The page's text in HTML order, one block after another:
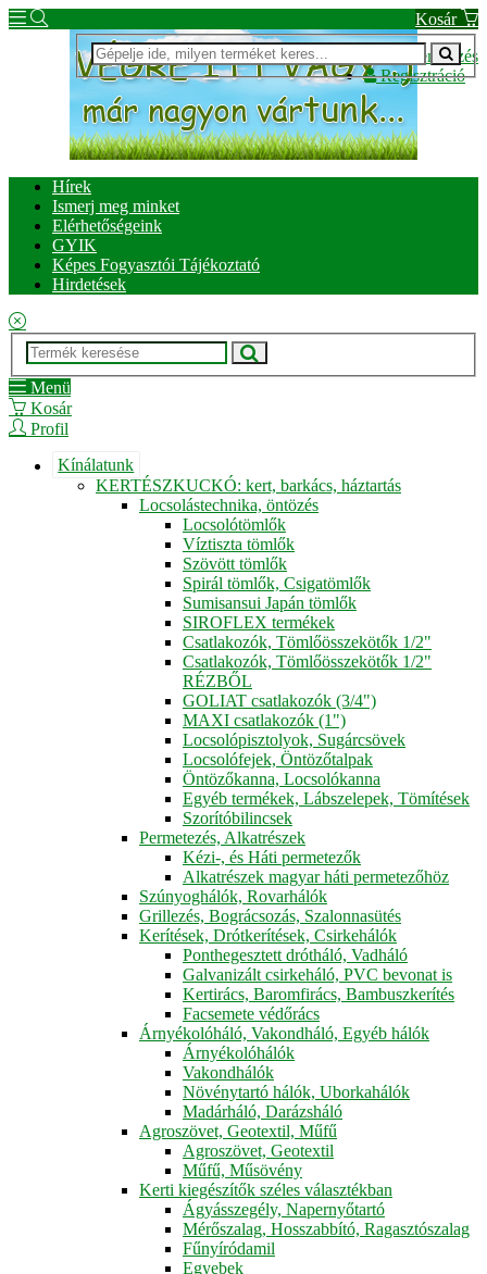
Kosár
Bejelentkezés
Regisztráció
Hírek
Ismerj meg minket
Elérhetőségeink
GYIK
Képes Fogyasztói Tájékoztató
Hirdetések
Menü
Kosár
Profil
Kínálatunk
KERTÉSZKUCKÓ: kert, barkács, háztartás
Locsolástechnika, öntözés
Locsolótömlők
Víztiszta tömlők
Szövött tömlők
Spirál tömlők, Csigatömlők
Sumisansui Japán tömlők
SIROFLEX termékek
Csatlakozók, Tömlőösszekötők 1/2"
Csatlakozók, Tömlőösszekötők 1/2"
RÉZBŐL
GOLIAT csatlakozók (3/4")
MAXI csatlakozók (1")
Locsolópisztolyok, Sugárcsövek
Locsolófejek, Öntözőtalpak
Öntözőkanna, Locsolókanna
Egyéb termékek, Lábszelepek, Tömítések
Szorítóbilincsek
Permetezés, Alkatrészek
Kézi-, és Háti permetezők
Alkatrészek magyar háti permetezőhöz
Szúnyoghálók, Rovarhálók
Grillezés, Bográcsozás, Szalonnasütés
Kerítések, Drótkerítések, Csirkehálók
Ponthegesztett drótháló, Vadháló
Galvanizált csirkeháló, PVC bevonat is
Kertirács, Baromfirács, Bambuszkerítés
Facsemete védőrács
Árnyékolóháló, Vakondháló, Egyéb hálók
Árnyékolóhálók
Vakondhálók
Növénytartó hálók, Uborkahálók
Madárháló, Darázsháló
Agroszövet, Geotextil, Műfű
Agroszövet, Geotextil
Műfű, Műsövény
Kerti kiegészítők széles választékban
Ágyásszegély, Napernyőtartó
Mérőszalag, Hosszabbító, Ragasztószalag
Fűnyíródamil
Egyebek